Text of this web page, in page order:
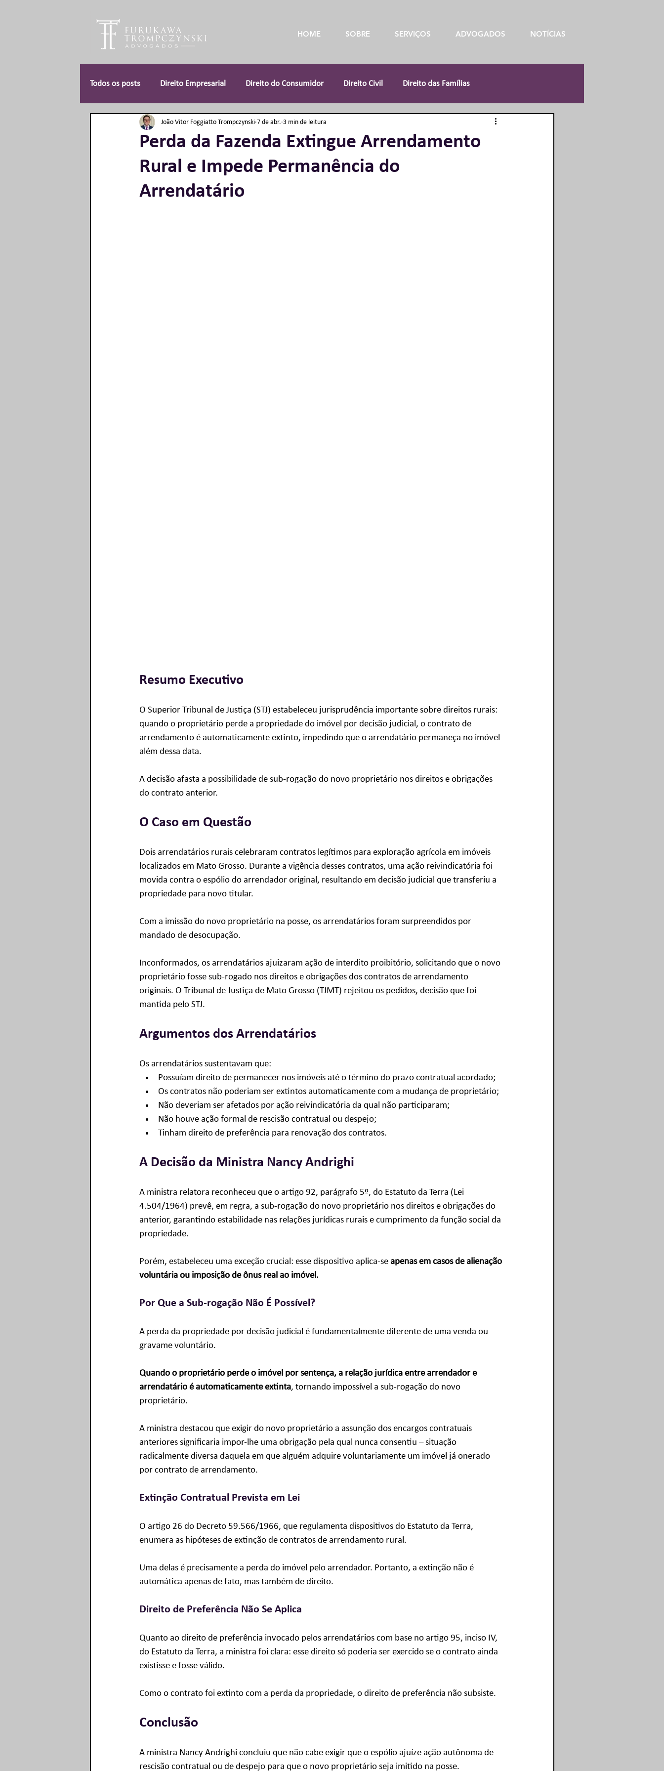
HOME SOBRE SERVIÇOS ADVOGADOS NOTÍCIAS
Todos os posts Direito Empresarial Direito do Consumidor Direito Civil Direito das Famílias
Responsabilidade Civil Direito Médico Direito Imobiliário
Concursos Públicos Direito Agrário
Perda da Fazenda Extingue Arrendamento
Rural e Impede Permanência do
Arrendatário
João Vitor Foggiatto Trompczynski 7 de abr. 3 min de leitura
Resumo Executivo
O Superior Tribunal de Justiça (STJ) estabeleceu jurisprudência importante sobre direitos rurais:
quando o proprietário perde a propriedade do imóvel por decisão judicial, o contrato de
arrendamento é automaticamente extinto, impedindo que o arrendatário permaneça no imóvel
além dessa data.
A decisão afasta a possibilidade de sub-rogação do novo proprietário nos direitos e obrigações
do contrato anterior.
O Caso em Questão
Dois arrendatários rurais celebraram contratos legítimos para exploração agrícola em imóveis
localizados em Mato Grosso. Durante a vigência desses contratos, uma ação reivindicatória foi
movida contra o espólio do arrendador original, resultando em decisão judicial que transferiu a
propriedade para novo titular.
Com a imissão do novo proprietário na posse, os arrendatários foram surpreendidos por
mandado de desocupação.
Inconformados, os arrendatários ajuizaram ação de interdito proibitório, solicitando que o novo
proprietário fosse sub-rogado nos direitos e obrigações dos contratos de arrendamento
originais. O Tribunal de Justiça de Mato Grosso (TJMT) rejeitou os pedidos, decisão que foi
mantida pelo STJ.
Argumentos dos Arrendatários
Os arrendatários sustentavam que:
Possuíam direito de permanecer nos imóveis até o término do prazo contratual acordado;
Os contratos não poderiam ser extintos automaticamente com a mudança de proprietário;
Não deveriam ser afetados por ação reivindicatória da qual não participaram;
Não houve ação formal de rescisão contratual ou despejo;
Tinham direito de preferência para renovação dos contratos.
A Decisão da Ministra Nancy Andrighi
A ministra relatora reconheceu que o artigo 92, parágrafo 5º, do Estatuto da Terra (Lei
4.504/1964) prevê, em regra, a sub-rogação do novo proprietário nos direitos e obrigações do
anterior, garantindo estabilidade nas relações jurídicas rurais e cumprimento da função social da
propriedade.
Porém, estabeleceu uma exceção crucial: esse dispositivo aplica-se apenas em casos de alienação
voluntária ou imposição de ônus real ao imóvel.
Por Que a Sub-rogação Não É Possível?
A perda da propriedade por decisão judicial é fundamentalmente diferente de uma venda ou
gravame voluntário.
Quando o proprietário perde o imóvel por sentença, a relação jurídica entre arrendador e
arrendatário é automaticamente extinta, tornando impossível a sub-rogação do novo
proprietário.
A ministra destacou que exigir do novo proprietário a assunção dos encargos contratuais
anteriores significaria impor-lhe uma obrigação pela qual nunca consentiu – situação
radicalmente diversa daquela em que alguém adquire voluntariamente um imóvel já onerado
por contrato de arrendamento.
Extinção Contratual Prevista em Lei
O artigo 26 do Decreto 59.566/1966, que regulamenta dispositivos do Estatuto da Terra,
enumera as hipóteses de extinção de contratos de arrendamento rural.
Uma delas é precisamente a perda do imóvel pelo arrendador. Portanto, a extinção não é
automática apenas de fato, mas também de direito.
Direito de Preferência Não Se Aplica
Quanto ao direito de preferência invocado pelos arrendatários com base no artigo 95, inciso IV,
do Estatuto da Terra, a ministra foi clara: esse direito só poderia ser exercido se o contrato ainda
existisse e fosse válido.
Como o contrato foi extinto com a perda da propriedade, o direito de preferência não subsiste.
Conclusão
A ministra Nancy Andrighi concluiu que não cabe exigir que o espólio ajuíze ação autônoma de
rescisão contratual ou de despejo para que o novo proprietário seja imitido na posse.